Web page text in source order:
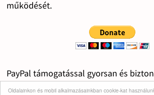
Oldalainkon és mobil alkalmazásainkban cookie-kat
működését.
PayPal támogatással gyorsan és
segítheted a Bohócdoktorok